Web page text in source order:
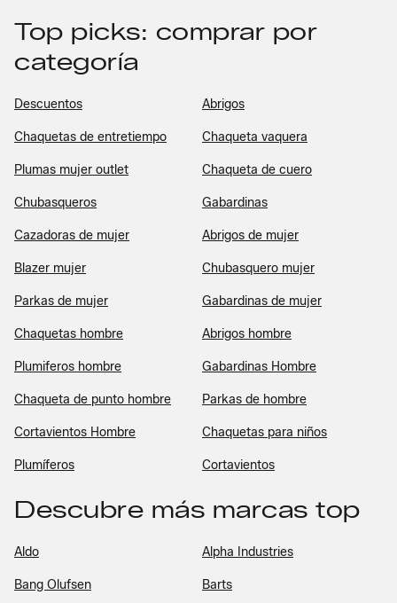
Top picks: comprar por
categoría
Descuentos Abrigos
Chaquetas de entretiempo Chaqueta vaquera
Plumas mujer outlet Chaqueta de cuero
Chubasqueros Gabardinas
Cazadoras de mujer Abrigos de mujer
Blazer mujer Chubasquero mujer
Parkas de mujer Gabardinas de mujer
Chaquetas hombre Abrigos hombre
Plumiferos hombre Gabardinas Hombre
Chaqueta de punto hombre Parkas de hombre
Cortavientos Hombre Chaquetas para niños
Plumíferos Cortavientos
Descubre más marcas top
Aldo Alpha Industries
Bang Olufsen Barts